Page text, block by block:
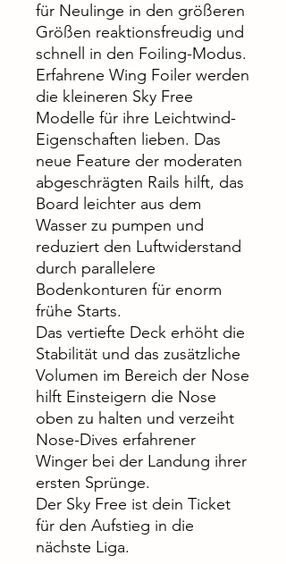
für Neulinge in den größeren
Größen reaktionsfreudig und
schnell in den Foiling-Modus.
Erfahrene Wing Foiler werden
die kleineren Sky Free
Modelle für ihre Leichtwind-
Eigenschaften lieben. Das
neue Feature der moderaten
abgeschrägten Rails hilft, das
Board leichter aus dem
Wasser zu pumpen und
reduziert den Luftwiderstand
durch parallelere
Bodenkonturen für enorm
frühe Starts.
Das vertiefte Deck erhöht die
Stabilität und das zusätzliche
Volumen im Bereich der Nose
hilft Einsteigern die Nose
oben zu halten und verzeiht
Nose-Dives erfahrener
Winger bei der Landung ihrer
ersten Sprünge.
Der Sky Free ist dein Ticket
für den Aufstieg in die
nächste Liga.